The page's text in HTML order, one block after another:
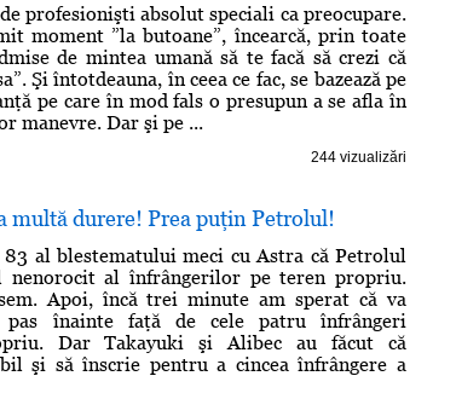
profesionişti absolut speciali ca preocupare.
moment ”la butoane”, încearcă, prin toate
de mintea umană să te facă să crezi că
Şi întotdeauna, în ceea ce fac, se bazează pe
pe care în mod fals o presupun a se afla în
manevre. Dar şi pe ...
244 vizualizări
multă durere! Prea puţin Petrolul!
al blestematului meci cu Astra că Petrolul
al înfrângerilor pe teren propriu.
Apoi, încă trei minute am sperat că va
înainte faţă de cele patru înfrângeri
Dar Takayuki şi Alibec au făcut că
şi să înscrie pentru a cincea înfrângere a